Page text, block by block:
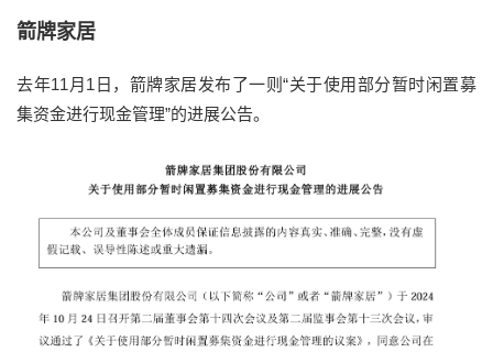
箭牌家居
去年11月1日，箭牌家居发布了一则“关于使用部分暂时闲置募
集资金进行现金管理”的进展公告。